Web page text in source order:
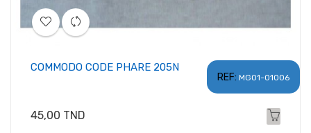
REF: MG01-01006
COMMODO CODE PHARE 205N
Prix
45,00 TND